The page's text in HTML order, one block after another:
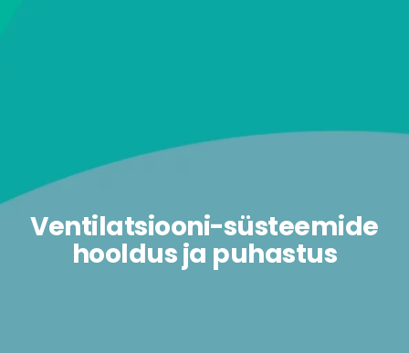
Ventilatsiooni-süsteemide
hooldus ja puhastus